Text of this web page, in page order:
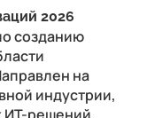
2026
созданию
на
индустрии,